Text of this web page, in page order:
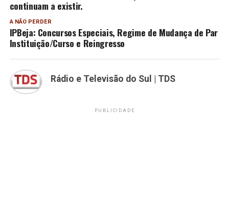
continuam a existir.
A NÃO PERDER
IPBeja: Concursos Especiais, Regime de Mudança de Par
Instituição/Curso e Reingresso
Rádio e Televisão do Sul | TDS
PUBLICIDADE